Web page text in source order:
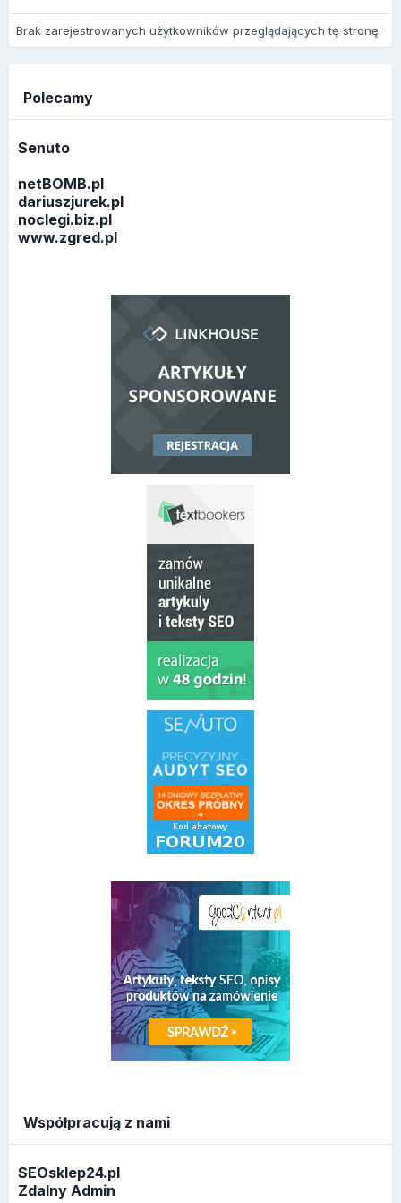
Brak zarejestrowanych użytkowników przeglądających tę stronę.
Polecamy
Senuto
netBOMB.pl
dariuszjurek.pl
noclegi.biz.pl
www.zgred.pl
Współpracują z nami
SEOsklep24.pl
Zdalny Admin